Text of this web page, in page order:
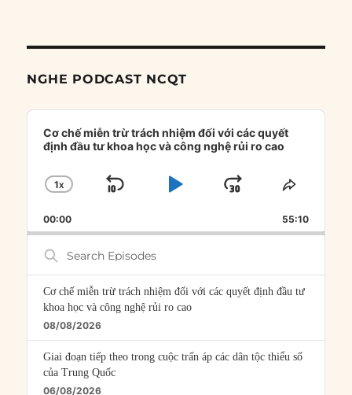
NGHE PODCAST NCQT
Audio
Player
Cơ chế miễn trừ trách nhiệm đối với các quyết
định đầu tư khoa học và công nghệ rủi ro cao
CHANGE
RATE
1X
SKIP
PLAYJUMP
FORWARD
SHARE
00:00 55:10
Search
Episodes
Cơ chế miễn trừ trách nhiệm đối với các quyết định đầu tư
khoa học và công nghệ rủi ro cao
08/08/2026
Giai đoạn tiếp theo trong cuộc trấn áp các dân tộc thiểu số
của Trung Quốc
06/08/2026